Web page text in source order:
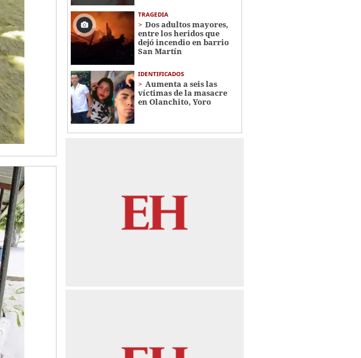
TRAGEDIA
Dos adultos mayores,
entre los heridos que
dejó incendio en barrio
San Martín
IDENTIFICADOS
Aumenta a seis las
víctimas de la masacre
en Olanchito, Yoro